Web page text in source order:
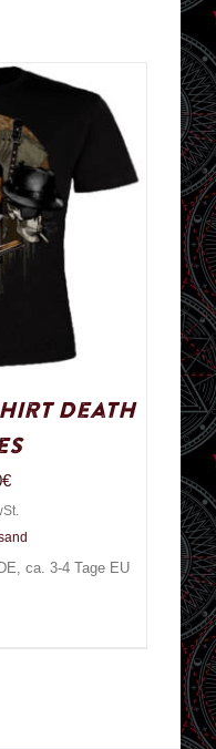
Death
€
ca. 3-4 Tage EU